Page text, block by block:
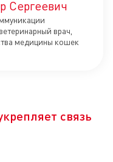
Сергеевич
врач,
медицины кошек
связь